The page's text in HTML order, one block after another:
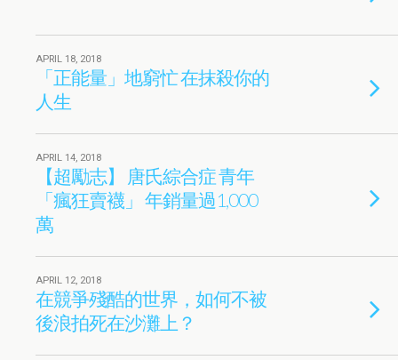
APRIL 18, 2018
「正能量」地窮忙 在抹殺你的
人生
APRIL 14, 2018
【超勵志】 唐氏綜合症 青年
「瘋狂賣襪」 年銷量過1,000
萬
APRIL 12, 2018
在競爭殘酷的世界，如何不被
後浪拍死在沙灘上？